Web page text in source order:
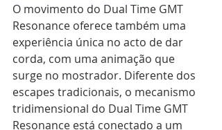
O movimento do Dual Time GMT
Resonance oferece também uma
experiência única no acto de dar
corda, com uma animação que
surge no mostrador. Diferente dos
escapes tradicionais, o mecanismo
tridimensional do Dual Time GMT
Resonance está conectado a um